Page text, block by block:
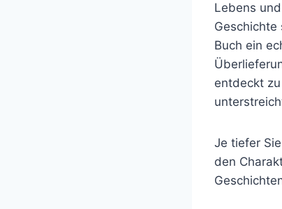
Lebens
Buch ein
entdeckt
Je tiefer
den